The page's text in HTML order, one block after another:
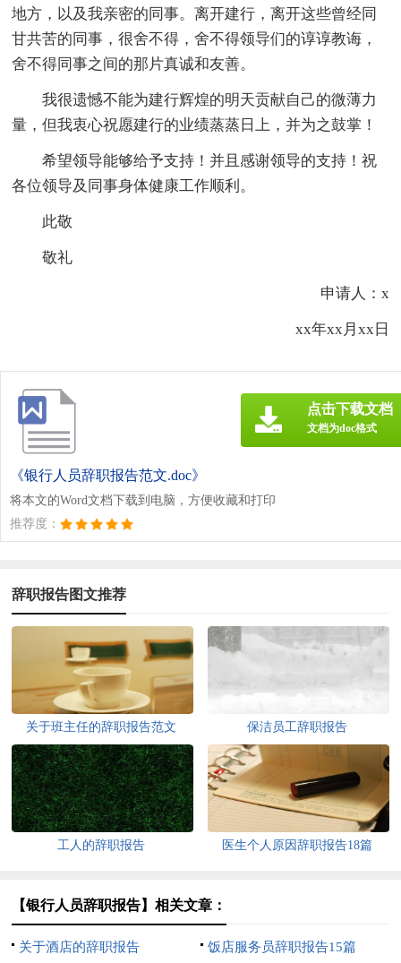
地方，以及我亲密的同事。离开建行，离开这些曾经同
甘共苦的同事，很舍不得，舍不得领导们的谆谆教诲，
舍不得同事之间的那片真诚和友善。
我很遗憾不能为建行辉煌的明天贡献自己的微薄力
量，但我衷心祝愿建行的业绩蒸蒸日上，并为之鼓掌！
希望领导能够给予支持！并且感谢领导的支持！祝
各位领导及同事身体健康工作顺利。
此敬
敬礼
申请人：x
xx年xx月xx日
《银行人员辞职报告范文.doc》
将本文的Word文档下载到电脑，方便收藏和打印
推荐度：
点击下载文档
文档为doc格式
辞职报告图文推荐
关于班主任的辞职报告范文 保洁员工辞职报告
工人的辞职报告 医生个人原因辞职报告18篇
【银行人员辞职报告】相关文章：
关于酒店的辞职报告 饭店服务员辞职报告15篇